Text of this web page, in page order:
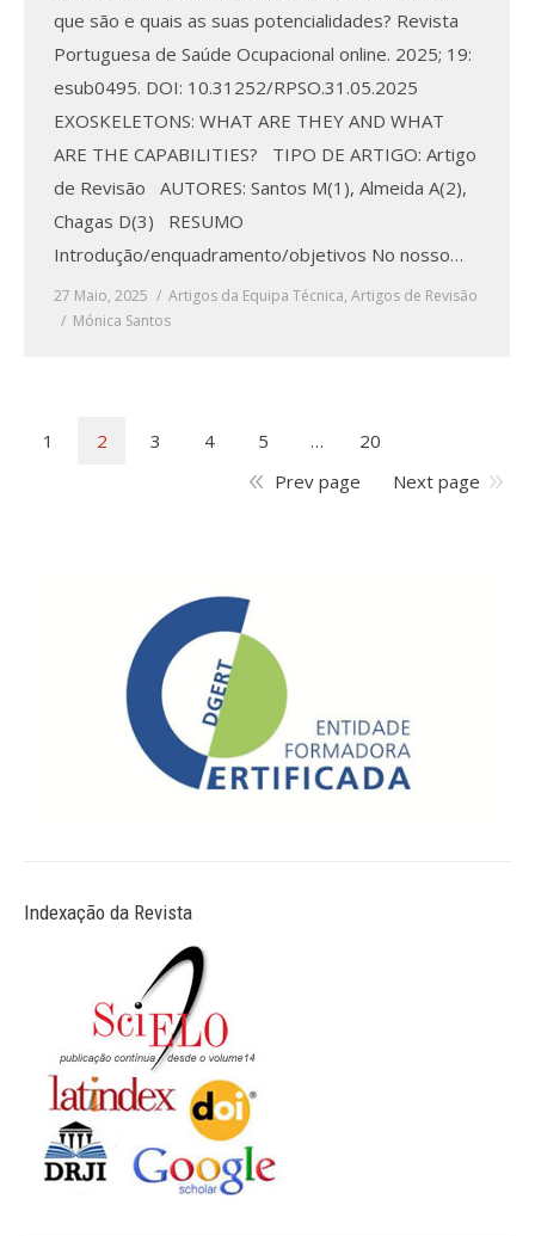
que são e quais as suas potencialidades? Revista
Portuguesa de Saúde Ocupacional online. 2025; 19:
esub0495. DOI: 10.31252/RPSO.31.05.2025
EXOSKELETONS: WHAT ARE THEY AND WHAT
ARE THE CAPABILITIES? TIPO DE ARTIGO: Artigo
de Revisão AUTORES: Santos M(1), Almeida A(2),
Chagas D(3) RESUMO
Introdução/enquadramento/objetivos No nosso…
27 Maio, 2025 Artigos da Equipa Técnica, Artigos de Revisão
Mónica Santos
1 2 3 4 5 …
20
Prev page
Next page
Indexação da Revista